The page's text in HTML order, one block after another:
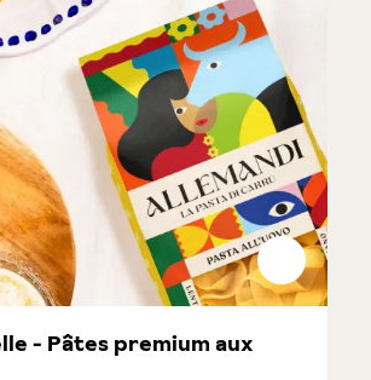
- Pâtes premium aux